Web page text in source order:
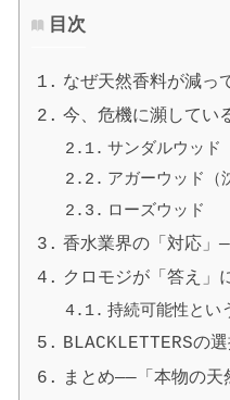
目次
なぜ天然香料が減っ
今、危機に瀕してい
サンダルウッド
アガーウッド（
ローズウッド
香水業界の「対応」
クロモジが「答え」
持続可能性とい
BLACKLETTERSの
まとめ——「本物の